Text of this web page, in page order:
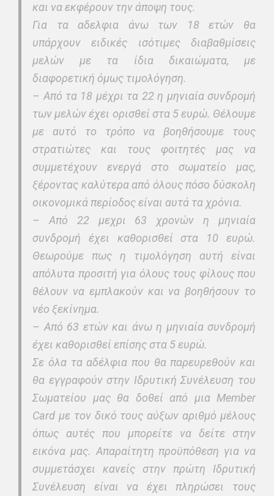
και να εκφέρουν την άποψη τους.
Για τα αδελφια άνω των 18 ετών θα
υπάρχουν ειδικές ισότιμες διαβαθμίσεις
μελών με τα ίδια δικαιώματα, με
διαφορετική όμως τιμολόγηση.
– Από τα 18 μέχρι τα 22 η μηνιαία συνδρομή
των μελών έχει ορισθεί στα 5 ευρώ. Θέλουμε
με αυτό το τρόπο να βοηθήσουμε τους
στρατιώτες και τους φοιτητές μας να
συμμετέχουν ενεργά στο σωματείο μας,
ξέροντας καλύτερα από όλους πόσο δύσκολη
οικονομικά περίοδος είναι αυτά τα χρόνια.
– Από 22 μεχρι 63 χρονών η μηνιαία
συνδρομή έχει καθορισθεί στα 10 ευρώ.
Θεωρούμε πως η τιμολόγηση αυτή είναι
απόλυτα προσιτή για όλους τους φίλους που
θέλουν να εμπλακούν και να βοηθήσουν το
νέο ξεκίνημα.
– Από 63 ετών και άνω η μηνιαία συνδρομή
έχει καθορισθεί επίσης στα 5 ευρώ.
Σε όλα τα αδέλφια που θα παρευρεθούν και
θα εγγραφούν στην Iδρυτική Συνέλευση του
Σωματείου μας θα δοθεί από μια Member
Card με τον δικό τους αύξων αριθμό μέλους
όπως αυτές που μπορείτε να δείτε στην
εικόνα μας. Απαραίτητη προϋπόθεση για να
συμμετάσχει κανείς στην πρώτη Ιδρυτική
Συνέλευση είναι να έχει πληρώσει τους